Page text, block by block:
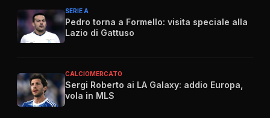
SERIE A
Pedro torna a Formello: visita speciale alla
Lazio di Gattuso
CALCIOMERCATO
Sergi Roberto ai LA Galaxy: addio Europa,
vola in MLS